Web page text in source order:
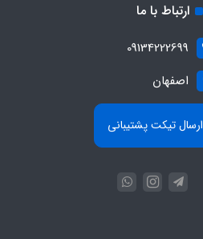
ارتباط با ما
09134222699
اصفهان
ارسال تیکت پشتیبانی